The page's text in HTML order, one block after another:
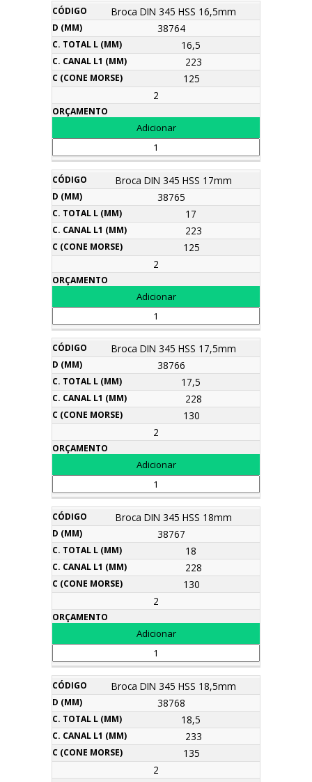
Broca DIN 345 HSS 16,5mm
38764
16,5
223
125
2
Broca DIN 345 HSS 17mm
38765
17
223
125
2
Broca DIN 345 HSS 17,5mm
38766
17,5
228
130
2
Broca DIN 345 HSS 18mm
38767
18
228
130
2
Broca DIN 345 HSS 18,5mm
38768
18,5
233
135
2